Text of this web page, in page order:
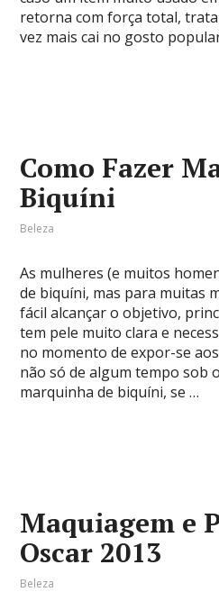
retorna com força total,
vez mais cai no gosto
Como Fazer
Biquíni
Beleza
As mulheres (e muitos
de biquíni, mas para muitas
fácil alcançar o objetivo,
tem pele muito clara e
no momento de expor-se
não só de algum tempo sob
marquinha de biquíni, se …
Maquiagem e
Oscar 2013
Beleza